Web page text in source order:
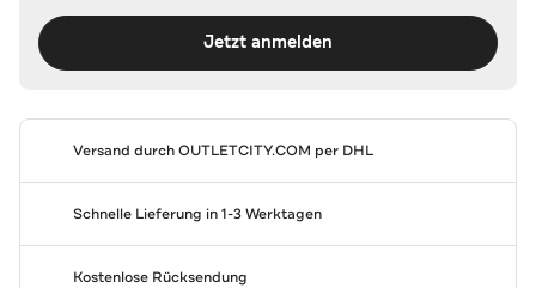
Jetzt anmelden
Versand durchOUTLETCITY.COM per DHL
Schnelle Lieferung in 1-3 Werktagen
Kostenlose Rücksendung